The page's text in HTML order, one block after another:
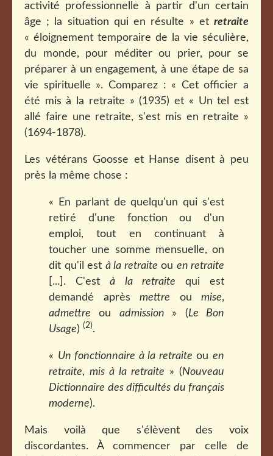
activité professionnelle à partir d'un certain
âge ; la situation qui en résulte » et retraite
« éloignement temporaire de la vie séculière,
du monde, pour méditer ou prier, pour se
préparer à un engagement, à une étape de sa
vie spirituelle ». Comparez : « Cet officier a
été mis à la retraite » (1935) et « Un tel est
allé faire une retraite, s'est mis en retraite »
(1694-1878).
Les vétérans Goosse et Hanse disent à peu
près la même chose :
« En parlant de quelqu'un qui s'est
retiré d'une fonction ou d'un
emploi, tout en continuant à
toucher une somme mensuelle, on
dit qu'il est à la retraite ou en retraite
[...]. C'està la retraite qui est
demandé après mettre ou mise,
admettre ou admission » (Le Bon
Usage) (2).
« Un fonctionnaire à la retraite ouen
retraite, mis à la retraite » (Nouveau
Dictionnaire des difficultés du français
moderne).
Mais voilà que s'élèvent des voix
discordantes. À commencer par celle de